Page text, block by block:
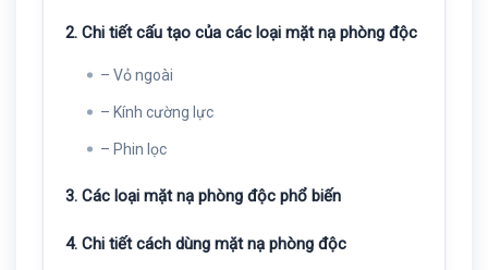
2. Chi tiết cấu tạo của các loại mặt nạ phòng độc
– Vỏ ngoài
– Kính cường lực
– Phin lọc
3. Các loại mặt nạ phòng độc phổ biến
4. Chi tiết cách dùng mặt nạ phòng độc